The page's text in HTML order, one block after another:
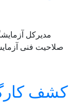
مدیرکل
صلاحیت فنی
کشف